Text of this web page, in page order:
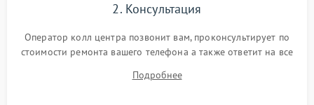
2. Консультация
Оператор колл центра позвонит вам, проконсультирует по
стоимости ремонта вашего телефона а также ответит на все
Подробнее